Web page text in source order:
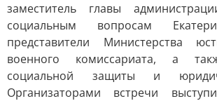
заместитель главы
социальным вопросам
представители Министерства
военного комиссариата, а
социальной защиты и
Организаторами встречи